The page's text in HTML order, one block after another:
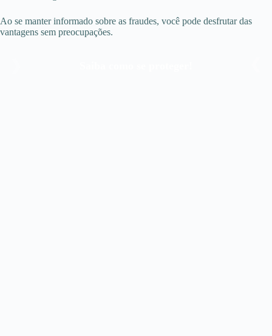
Ao se manter informado sobre as fraudes, você pode desfrutar das
vantagens sem preocupações.